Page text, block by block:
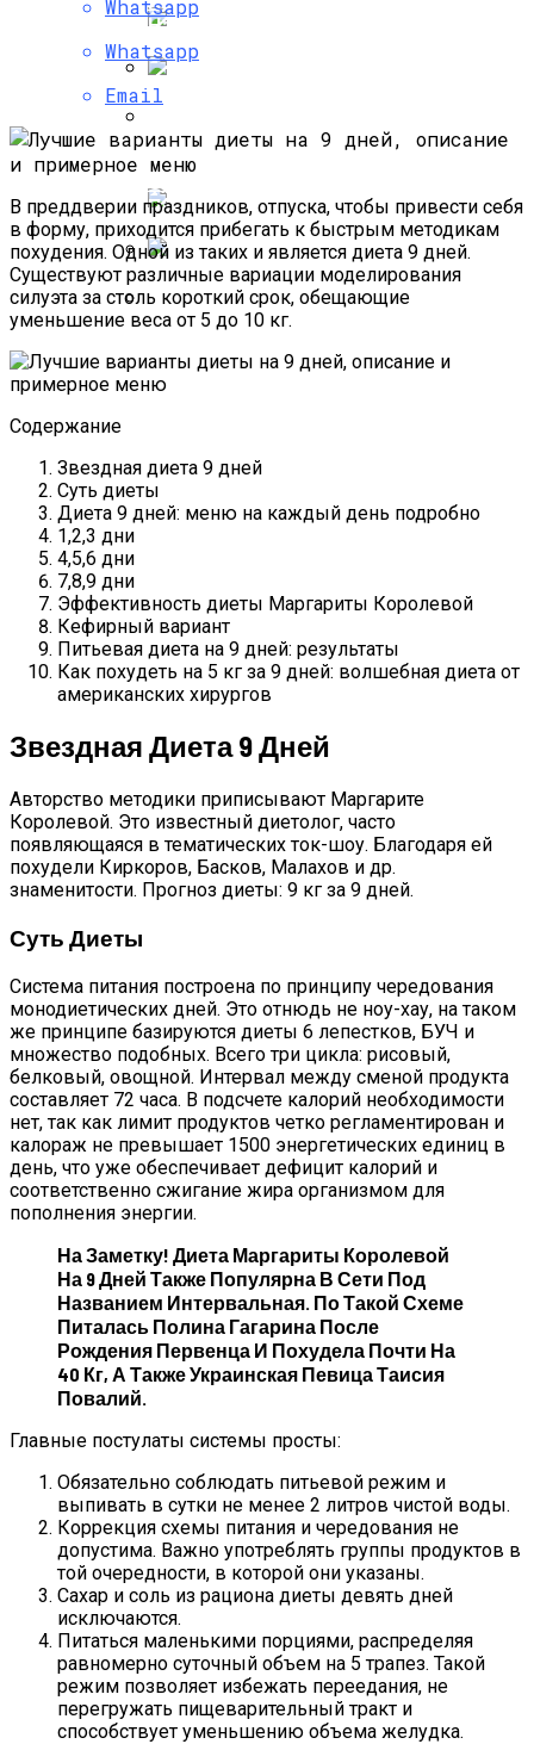
Что Можно И Нельзя Есть При
Хроническом Гастрите, Правила Диеты
И Примерное Меню
Что Предусматривает Одна Из Самых
Эффективных Диета 2468, Меню На
Каждый День И Отзывы
Научиться Продавать Что Угодно
Как Определить Свое Психическое
Психологических Тестов?
Психологической Защиты От
Негативного Влияния
Whatsapp
Whatsapp
Email
В преддверии праздников, отпуска, чтобы привести себя
в форму, приходится прибегать к быстрым методикам
похудения. Одной из таких и является диета 9 дней.
Существуют различные вариации моделирования
силуэта за столь короткий срок, обещающие
уменьшение веса от 5 до 10 кг.
Содержание
Звездная диета 9 дней
Суть диеты
Диета 9 дней: меню на каждый день подробно
1,2,3 дни
4,5,6 дни
7,8,9 дни
Эффективность диеты Маргариты Королевой
Кефирный вариант
Питьевая диета на 9 дней: результаты
Как похудеть на 5 кг за 9 дней: волшебная диета от
американских хирургов
Звездная Диета 9 Дней
Авторство методики приписывают Маргарите
Королевой. Это известный диетолог, часто
появляющаяся в тематических ток-шоу. Благодаря ей
похудели Киркоров, Басков, Малахов и др.
знаменитости. Прогноз диеты: 9 кг за 9 дней.
Суть Диеты
Система питания построена по принципу чередования
монодиетических дней. Это отнюдь не ноу-хау, на таком
же принципе базируются диеты 6 лепестков, БУЧ и
множество подобных. Всего три цикла: рисовый,
белковый, овощной. Интервал между сменой продукта
составляет 72 часа. В подсчете калорий необходимости
нет, так как лимит продуктов четко регламентирован и
калораж не превышает 1500 энергетических единиц в
день, что уже обеспечивает дефицит калорий и
соответственно сжигание жира организмом для
пополнения энергии.
На Заметку! Диета Маргариты Королевой
На 9 Дней Также Популярна В Сети Под
Названием Интервальная. По Такой Схеме
Питалась Полина Гагарина После
Рождения Первенца И Похудела Почти На
40 Кг, А Также Украинская Певица Таисия
Повалий.
Главные постулаты системы просты:
Обязательно соблюдать питьевой режим и
выпивать в сутки не менее 2 литров чистой воды.
Коррекция схемы питания и чередования не
допустима. Важно употреблять группы продуктов в
той очередности, в которой они указаны.
Сахар и соль из рациона диеты девять дней
исключаются.
Питаться маленькими порциями, распределяя
равномерно суточный объем на 5 трапез. Такой
режим позволяет избежать переедания, не
перегружать пищеварительный тракт и
способствует уменьшению объема желудка.